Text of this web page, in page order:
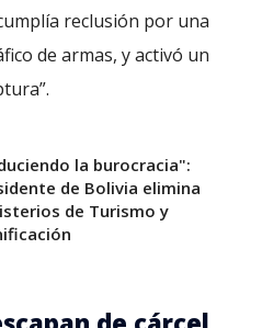
reclusión por una
de armas, y activó un
la burocracia":
de Bolivia elimina
de Turismo y